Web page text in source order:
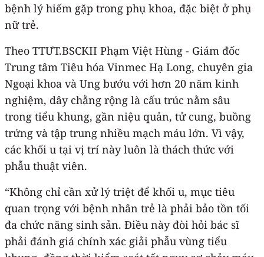
bệnh lý hiếm gặp trong phụ khoa, đặc biệt ở phụ
nữ trẻ.
Theo TTƯT.BSCKII Phạm Việt Hùng - Giám đốc
Trung tâm Tiêu hóa Vinmec Hạ Long, chuyên gia
Ngoại khoa và Ung bướu với hơn 20 năm kinh
nghiệm, dây chằng rộng là cấu trúc nằm sâu
trong tiểu khung, gần niệu quản, tử cung, buồng
trứng và tập trung nhiều mạch máu lớn. Vì vậy,
các khối u tại vị trí này luôn là thách thức với
phẫu thuật viên.
“Không chỉ cần xử lý triệt để khối u, mục tiêu
quan trọng với bệnh nhân trẻ là phải bảo tồn tối
đa chức năng sinh sản. Điều này đòi hỏi bác sĩ
phải đánh giá chính xác giải phẫu vùng tiểu